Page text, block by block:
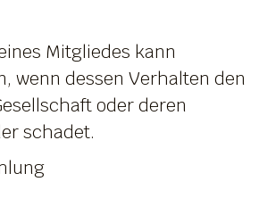
Mitgliedes kann
wenn dessen Verhalten den
oder deren
schadet.